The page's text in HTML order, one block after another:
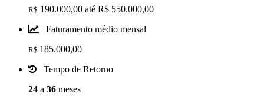
R$ 190.000,00 até R$ 550.000,00
Faturamento médio mensal
R$ 185.000,00
Tempo de Retorno
24 a 36 meses